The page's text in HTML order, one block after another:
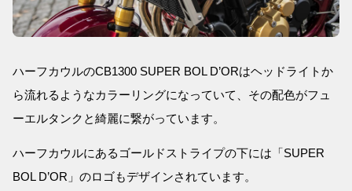
ハーフカウルのCB1300 SUPER BOL D’ORはヘッドライトか
ら流れるようなカラーリングになっていて、その配色がフュ
ーエルタンクと綺麗に繋がっています。
ハーフカウルにあるゴールドストライプの下には「SUPER
BOL D’OR」のロゴもデザインされています。